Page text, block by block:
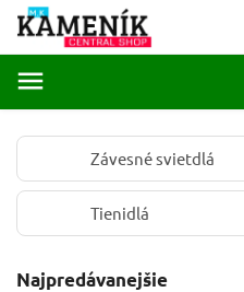
Závesné svietdlá
Tienidlá
Najpredávanejšie